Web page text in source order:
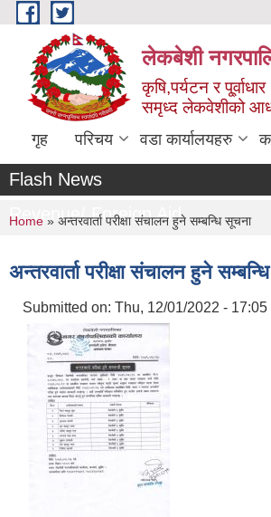
Skip to main content
लेकबेशी
कृषि,पर्यटन र पू्र्वाधार
समृध्द लेकवेशीको
गृह परिचय वडा कार्यालयहरु
Flash News
Revenue/ Foreign Aid
You are here
Home » अन्तरवार्ता परीक्षा संचालन हुने सम्बन्धि सूचना
अन्तरवार्ता परीक्षा संचालन हुने
Submitted on: Thu, 12/01/2022 - 17:05